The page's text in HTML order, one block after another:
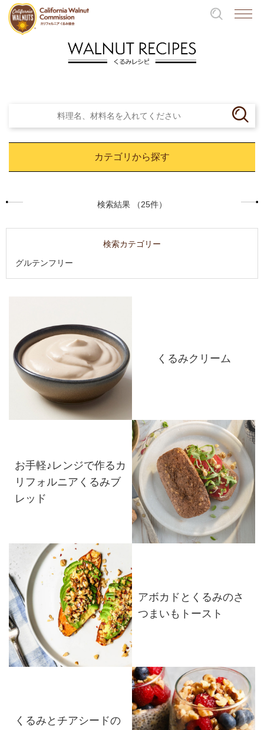
カテゴリから探す
検索結果 （25件）
検索カテゴリー
グルテンフリー
くるみクリーム
お手軽♪レンジで作るカ
リフォルニアくるみブ
レッド
アボカドとくるみのさ
つまいもトースト
くるみとチアシードの